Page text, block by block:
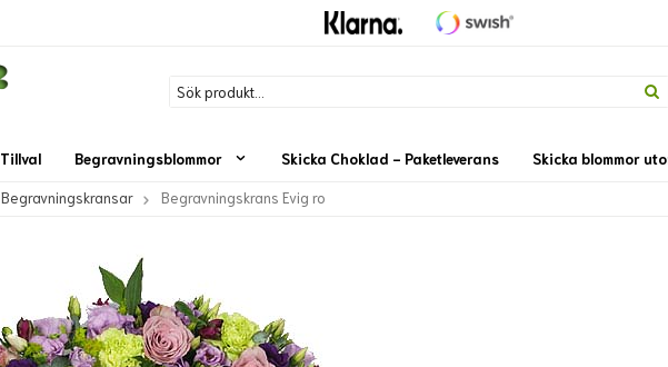
Tillval Begravningsblommor Skicka Choklad - Paketleverans Skicka blommor
Begravningskransar Begravningskrans Evig ro